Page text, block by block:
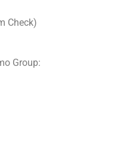
Check)
Group: